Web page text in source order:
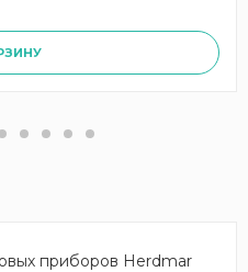
приборов Herdmar